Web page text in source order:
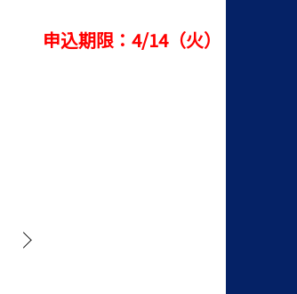
申込期限：4/14（火）